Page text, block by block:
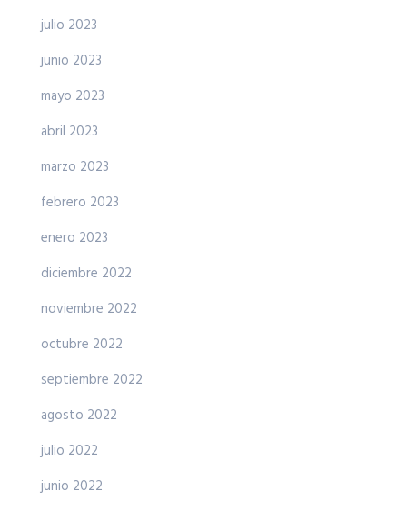
julio 2023
junio 2023
mayo 2023
abril 2023
marzo 2023
febrero 2023
enero 2023
diciembre 2022
noviembre 2022
octubre 2022
septiembre 2022
agosto 2022
julio 2022
junio 2022